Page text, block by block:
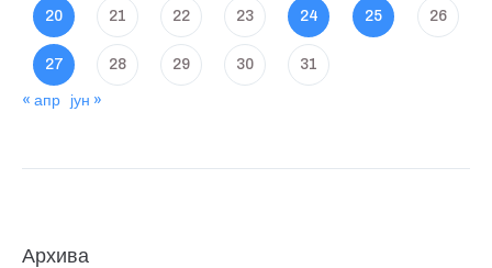
20 21 22 23 24 25 26
27 28 29 30 31
« апр јун »
Архива